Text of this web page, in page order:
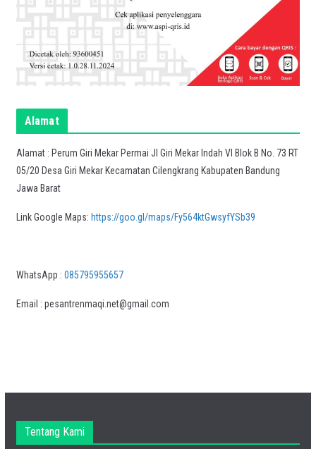
Alamat
Alamat : Perum Giri Mekar Permai Jl Giri Mekar Indah VI Blok B No. 73 RT
05/20 Desa Giri Mekar Kecamatan Cilengkrang Kabupaten Bandung
Jawa Barat
Link Google Maps: https://goo.gl/maps/Fy564ktGwsyfYSb39
WhatsApp : 085795955657
Email : pesantrenmaqi.net@gmail.com
Tentang Kami